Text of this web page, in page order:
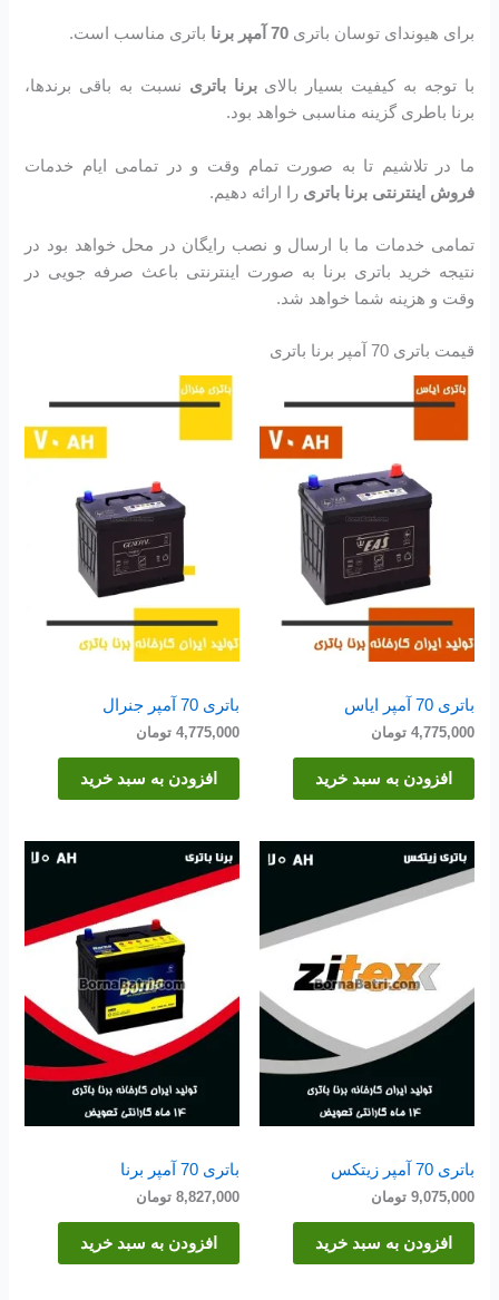
برای هیوندای توسان باتری70 آمپر برنا باتری مناسب است.
با توجه به کیفیت بسیار بالایبرنا باتری نسبت به باقی برندها،
برنا باطری گزینه مناسبی خواهد بود.
ما در تلاشیم تا به صورت تمام وقت و در تمامی ایام خدمات
فروش اینترنتی برنا باتری را ارائه دهیم.
تمامی خدمات ما با ارسال و نصب رایگان در محل خواهد بود در
نتیجه خرید باتری برنا به صورت اینترنتی باعث صرفه جویی در
وقت و هزینه شما خواهد شد.
قیمت باتری 70 آمپر برنا باتری
باتری 70 آمپر ایاس
4,775,000 تومان
افزودن به سبد خرید
باتری 70 آمپر جنرال
4,775,000 تومان
افزودن به سبد خرید
باتری 70 آمپر زیتکس
9,075,000 تومان
افزودن به سبد خرید
باتری 70 آمپر برنا
8,827,000 تومان
افزودن به سبد خرید